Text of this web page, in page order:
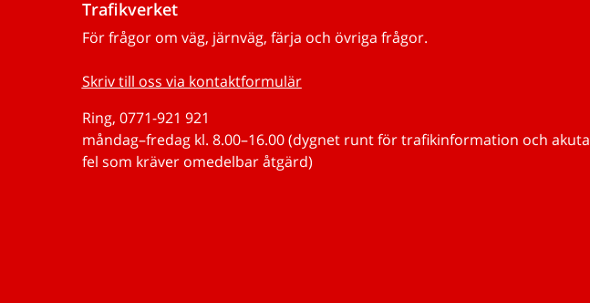
Trafikverket
För frågor om väg, järnväg, färja och övriga frågor.
Skriv till oss via kontaktformulär
Ring, 0771-921 921
måndag–fredag kl. 8.00–16.00 (dygnet runt för trafikinformation och akuta
fel som kräver omedelbar åtgärd)